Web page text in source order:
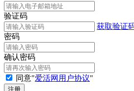
验证码
获取验证
密码
确认密码
同意"爱活网用户协议"